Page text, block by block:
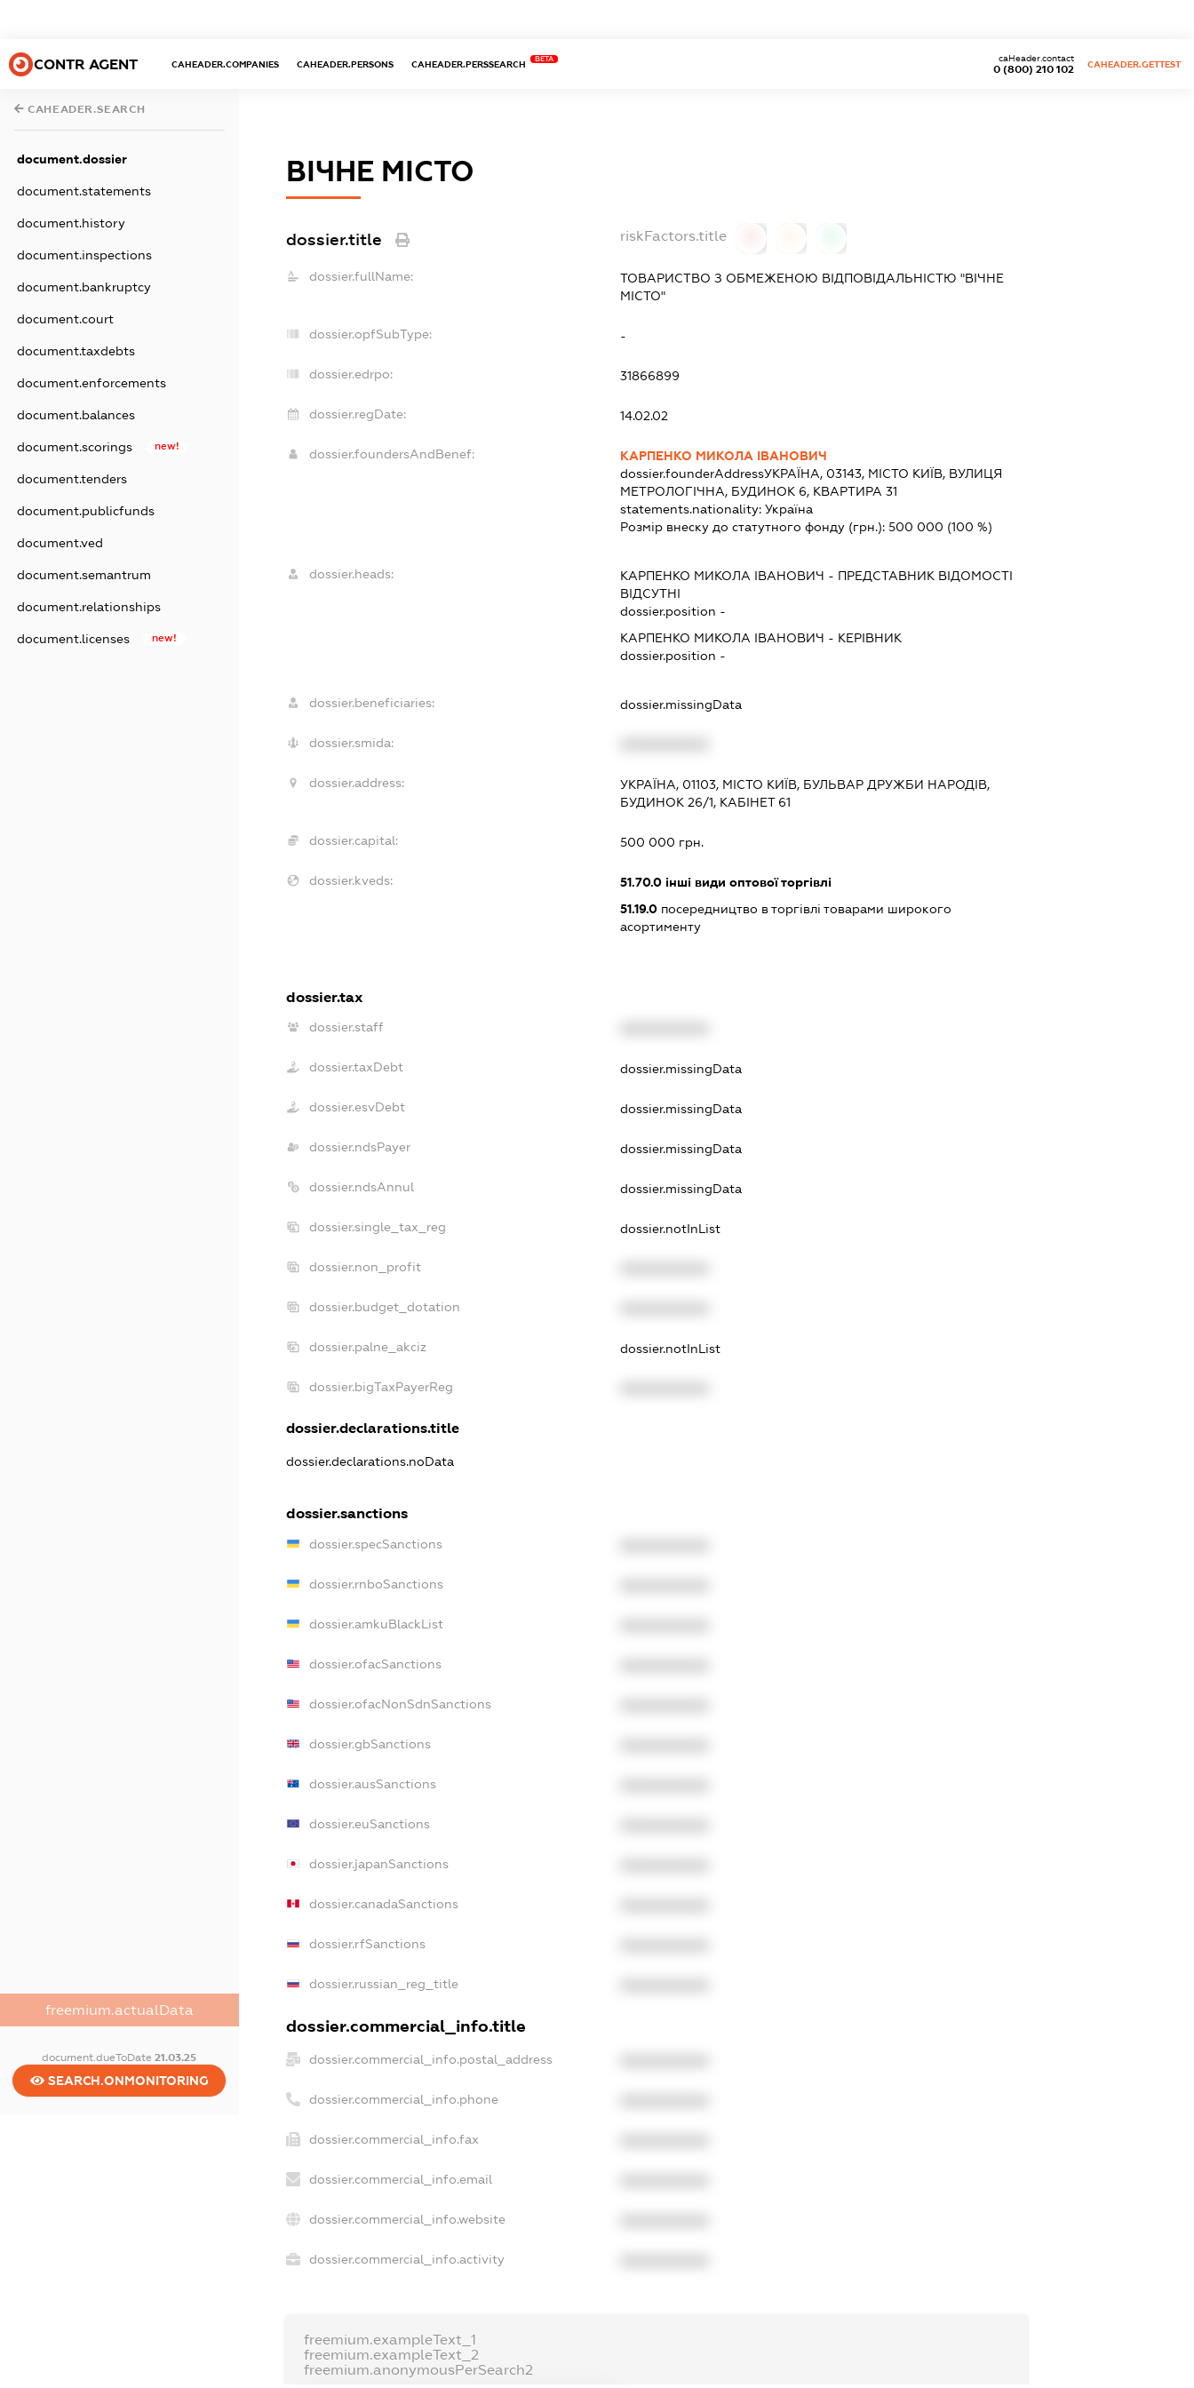
CONTR AGENT CAHEADER.COMPANIES CAHEADER.PERSONS CAHEADER.PERSSEARCH
BETA
0 (800) 210 102
caHeader.contact
CAHEADER.GETTEST
CAHEADER.SEARCH
document.dossier
document.statements
document.history
document.inspections
document.bankruptcy
document.court
document.taxdebts
document.enforcements
document.balances
document.scorings new!
document.tenders
document.publicfunds
document.ved
document.semantrum
document.relationships
document.licenses new!
freemium.actualData
document.dueToDate21.03.25
SEARCH.ONMONITORING
ВІЧНЕ МІСТО
dossier.title riskFactors.title
dossier.fullName:
ТОВАРИСТВО З ОБМЕЖЕНОЮ ВІДПОВІДАЛЬНІСТЮ "ВІЧНЕ
МІСТО"
dossier.opfSubType: -
dossier.edrpo: 31866899
dossier.regDate: 14.02.02
dossier.foundersAndBenef:
КАРПЕНКО МИКОЛА ІВАНОВИЧ
dossier.founderAddressУКРАЇНА, 03143, МІСТО КИЇВ, ВУЛИЦЯ
МЕТРОЛОГІЧНА, БУДИНОК 6, КВАРТИРА 31
statements.nationality: Україна
Розмір внеску до статутного фонду (грн.): 500 000 (100 %)
dossier.heads: КАРПЕНКО МИКОЛА ІВАНОВИЧ - ПРЕДСТАВНИК ВІДОМОСТІ
ВІДСУТНІ
dossier.position -
КАРПЕНКО МИКОЛА ІВАНОВИЧ - КЕРІВНИК
dossier.position -
dossier.beneficiaries: dossier.missingData
dossier.smida:
dossier.address:
УКРАЇНА, 01103, МІСТО КИЇВ, БУЛЬВАР ДРУЖБИ НАРОДІВ,
БУДИНОК 26/1, КАБІНЕТ 61
dossier.capital: 500 000 грн.
dossier.kveds: 51.70.0інші види оптової торгівлі
51.19.0посередництво в торгівлі товарами широкого
асортименту
dossier.tax
dossier.staff
dossier.taxDebt dossier.missingData
dossier.esvDebt dossier.missingData
dossier.ndsPayer dossier.missingData
dossier.ndsAnnul dossier.missingData
dossier.single_tax_reg dossier.notInList
dossier.non_profit
dossier.budget_dotation
dossier.palne_akciz dossier.notInList
dossier.bigTaxPayerReg
dossier.declarations.title
dossier.declarations.noData
dossier.sanctions
dossier.specSanctions
dossier.rnboSanctions
dossier.amkuBlackList
dossier.ofacSanctions
dossier.ofacNonSdnSanctions
dossier.gbSanctions
dossier.ausSanctions
dossier.euSanctions
dossier.japanSanctions
dossier.canadaSanctions
dossier.rfSanctions
dossier.russian_reg_title
dossier.commercial_info.title
dossier.commercial_info.postal_address
dossier.commercial_info.phone
dossier.commercial_info.fax
dossier.commercial_info.email
dossier.commercial_info.website
dossier.commercial_info.activity
freemium.exampleText_1
freemium.exampleText_2
freemium.anonymousPerSearch2